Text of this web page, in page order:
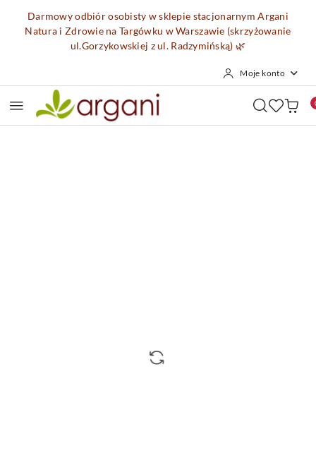
Przejdź do treści głównej
Przejdź do wyszukiwarki
Przejdź do moje konto
Przejdź do menu głównego
Przejdź do opisu produktu
Przejdź do stopki
Darmowy odbiór osobisty w sklepie stacjonarnym Argani
Natura i Zdrowie na Targówku w Warszawie (skrzyżowanie
ul.Gorzykowskiej z ul. Radzymińską) 🌿
Moje konto